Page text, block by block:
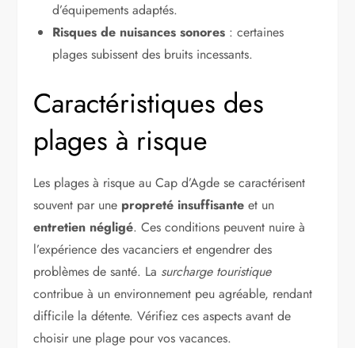
d’équipements adaptés.
Risques de nuisances sonores : certaines
plages subissent des bruits incessants.
Caractéristiques des
plages à risque
Les plages à risque au Cap d’Agde se caractérisent
souvent par une propreté insuffisante et un
entretien négligé. Ces conditions peuvent nuire à
l’expérience des vacanciers et engendrer des
problèmes de santé. La surcharge touristique
contribue à un environnement peu agréable, rendant
difficile la détente. Vérifiez ces aspects avant de
choisir une plage pour vos vacances.